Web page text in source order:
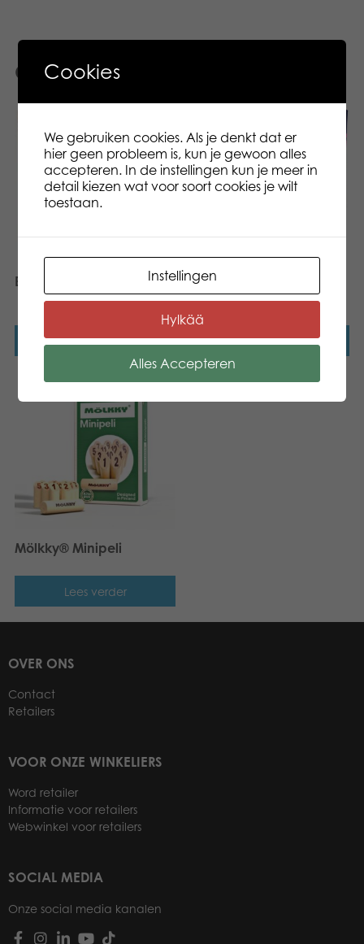
Gerelateerde producten
Botanical Bliss
Lees verder
Tactic Wedden dat je het
kan? Jackpot
Lees verder
Mölkky® Minipeli
Lees verder
OVER ONS
Contact
Retailers
VOOR ONZE WINKELIERS
Word retailer
Informatie voor retailers
Webwinkel voor retailers
SOCIAL MEDIA
Onze social media kanalen
Cookies
We gebruiken cookies. Als je denkt dat er
hier geen probleem is, kun je gewoon alles
accepteren. In de instellingen kun je meer in
detail kiezen wat voor soort cookies je wilt
toestaan.
Instellingen
Hylkää
Alles Accepteren